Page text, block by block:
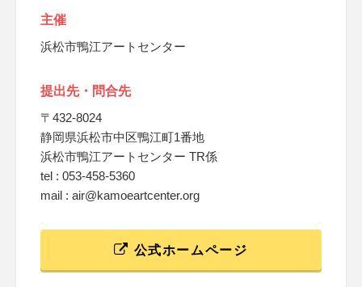
主催
浜松市鴨江アートセンター
提出先・問合先
〒432-8024
静岡県浜松市中区鴨江町1番地
浜松市鴨江アートセンター TR係
tel : 053-458-5360
mail : air@kamoeartcenter.org
公式ホームページ